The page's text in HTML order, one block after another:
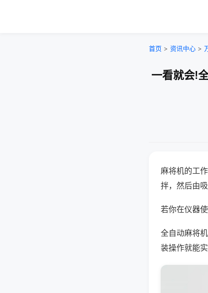
首页 > 资讯中心 >
一看就会!
麻将机的工
拌，然后由
若你在仪器
全自动麻将
装操作就能